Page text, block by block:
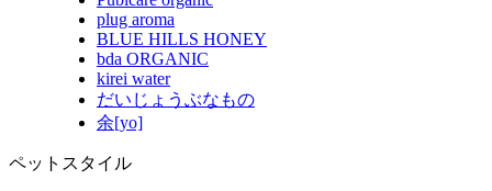
plug aroma
BLUE HILLS HONEY
bda ORGANIC
kirei water
だいじょうぶなもの
余[yo]
ペットスタイル